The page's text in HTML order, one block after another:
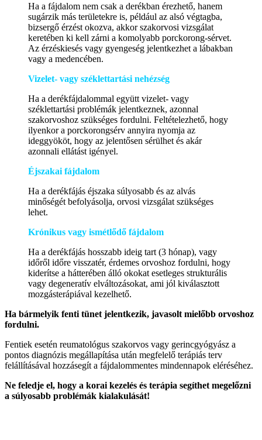
Ha a fájdalom nem csak a derékban érezhető, hanem
sugárzik más területekre is, például az alsó végtagba,
bizsergő érzést okozva, akkor szakorvosi vizsgálat
keretében ki kell zárni a komolyabb porckorong-sérvet.
Az érzéskiesés vagy gyengeség jelentkezhet a lábakban
vagy a medencében.
Vizelet- vagy széklettartási nehézség
Ha a derékfájdalommal együtt vizelet- vagy
széklettartási problémák jelentkeznek, azonnal
szakorvoshoz szükséges fordulni. Feltételezhető, hogy
ilyenkor a porckorongsérv annyira nyomja az
ideggyököt, hogy az jelentősen sérülhet és akár
azonnali ellátást igényel.
Éjszakai fájdalom
Ha a derékfájás éjszaka súlyosabb és az alvás
minőségét befolyásolja, orvosi vizsgálat szükséges
lehet.
Krónikus vagy ismétlődő fájdalom
Ha a derékfájás hosszabb ideig tart (3 hónap), vagy
időről időre visszatér, érdemes orvoshoz fordulni, hogy
kiderítse a hátterében álló okokat esetleges strukturális
vagy degeneratív elváltozásokat, ami jól kiválasztott
mozgásterápiával kezelhető.
Ha bármelyik fenti tünet jelentkezik, javasolt mielőbb orvoshoz
fordulni.
Fentiek esetén reumatológus szakorvos vagy gerincgyógyász a
pontos diagnózis megállapítása után megfelelő terápiás terv
felállításával hozzásegít a fájdalommentes mindennapok eléréséhez.
Ne feledje el, hogy a korai kezelés és terápia segíthet megelőzni
a súlyosabb problémák kialakulását!